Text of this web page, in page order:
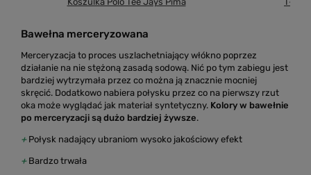
Bawełna merceryzowana
Merceryzacja to proces uszlachetniający włókno poprzez
działanie na nie stężoną zasadą sodową. Nić po tym zabiegu jest
bardziej wytrzymała przez co można ją znacznie mocniej
skręcić. Dodatkowo nabiera połysku przez co na pierwszy rzut
oka może wyglądać jak materiał syntetyczny. Kolory w bawełnie
po merceryzacji są dużo bardziej żywsze.
+ Połysk nadający ubraniom wysoko jakościowy efekt
+ Bardzo trwała